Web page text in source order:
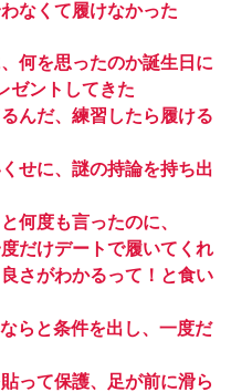
なくて履けなかった
何を思ったのか誕生日に
ゼントしてきた
んだ、練習したら履ける
せに、謎の持論を持ち出
何度も言ったのに、
だけデートで履いてくれ
さがわかるって！と食い
らと条件を出し、一度だ
って保護、足が前に滑ら